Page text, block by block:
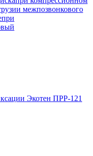
межпозвонкового
при
Экотен ПРР-121